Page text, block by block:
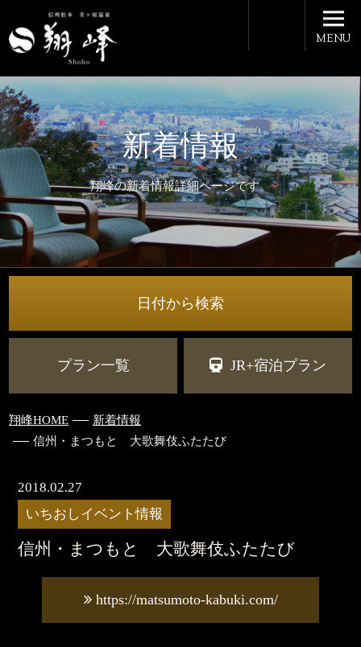
新着情報
翔峰の新着情報詳細ページです。
MENU
日付から検索
プラン一覧 JR+宿泊プラン
翔峰HOME
新着情報
信州・まつもと 大歌舞伎ふたたび
2018.02.27
いちおしイベント情報
信州・まつもと 大歌舞伎ふたたび
https://matsumoto-kabuki.com/